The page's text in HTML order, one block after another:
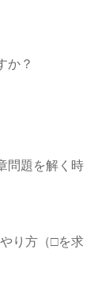
か？
問題を解く時
り方（□を求